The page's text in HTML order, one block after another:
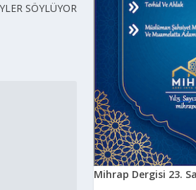
SÖYLÜYOR
Mihrap Dergisi 23.